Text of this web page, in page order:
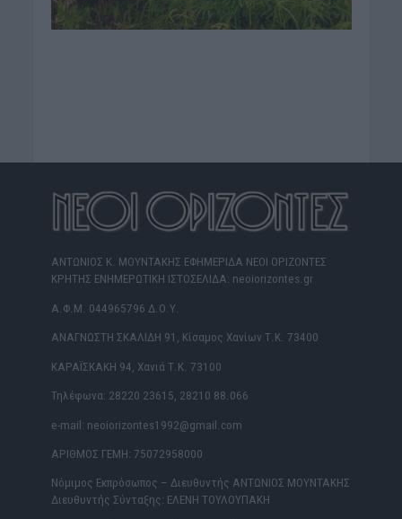
ΑΝΤΩΝΙΟΣ Κ. ΜΟΥΝΤΑΚΗΣ ΕΦΗΜΕΡΙΔΑ ΝΕΟΙ ΟΡΙΖΟΝΤΕΣ
ΚΡΗΤΗΣ ΕΝΗΜΕΡΩΤΙΚΗ ΙΣΤΟΣΕΛΙΔΑ: neoiorizontes.gr
Α.Φ.Μ. 044965796 Δ.Ο.Υ.
ΑΝΑΓΝΩΣΤΗ ΣΚΑΛΙΔΗ 91, Κίσαμος Χανίων Τ.Κ. 73400
ΚΑΡΑΪΣΚΑΚΗ 94, Χανιά Τ.Κ. 73100
Τηλέφωνα: 28220 23615, 28210 88.066
e-mail: neoiorizontes1992@gmail.com
ΑΡΙΘΜΟΣ ΓΕΜΗ: 75072958000
Νόμιμος Εκπρόσωπος – Διευθυντής ΑΝΤΩΝΙΟΣ ΜΟΥΝΤΑΚΗΣ
Διευθυντής Σύνταξης: ΕΛΕΝΗ ΤΟΥΛΟΥΠΑΚΗ